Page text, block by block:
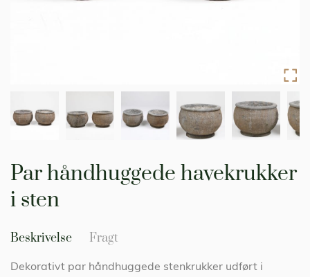
Par håndhuggede havekrukker
i sten
Beskrivelse
Dekorativt par håndhuggede stenkrukker udført i
Fragt
starten
billedgalleriet